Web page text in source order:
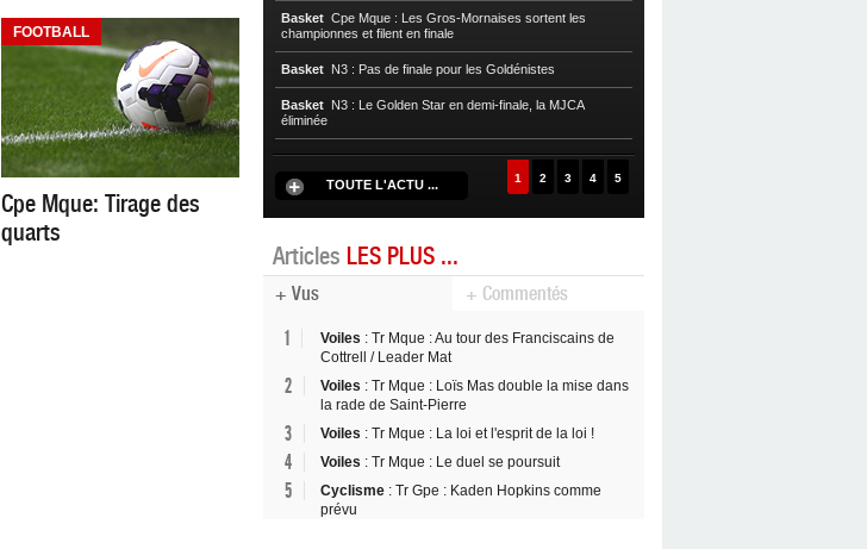
FOOTBALL
Cpe Mque: Tirage des
quarts
Basket Cpe Mque : Les Gros-Mornaises sortent les
championnes et filent en finale
Basket N3 : Pas de finale pour les Goldénistes
Basket N3 : Le Golden Star en demi-finale, la MJCA
éliminée
TOUTE L'ACTU ... 1 2 3 4 5
Articles LES PLUS ...
+ Vus + Commentés
1 Voiles : Tr Mque : Au tour des Franciscains de
Cottrell / Leader Mat
2 Voiles : Tr Mque : Loïs Mas double la mise dans
la rade de Saint-Pierre
3 Voiles : Tr Mque : La loi et l'esprit de la loi !
4 Voiles : Tr Mque : Le duel se poursuit
5 Cyclisme : Tr Gpe : Kaden Hopkins comme
prévu